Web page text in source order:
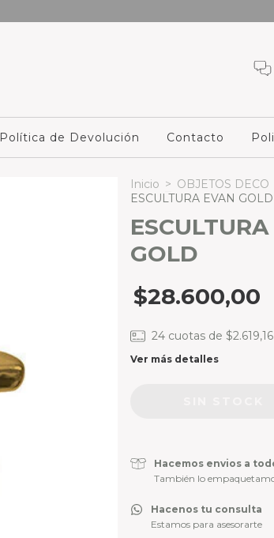
Política de Devolución Contacto
Inicio > OBJETOS DECO
ESCULTURA EVAN GOLD
GOLD
$28.600,00
24 cuotas de $2.619,16
Ver más detalles
Hacemos envios a
También lo
Hacenos tu consulta
Estamos para asesorarte